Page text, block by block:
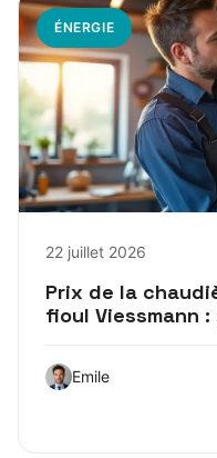
ÉNERGIE
22 juillet 2026
Prix de la
fioul Viessmann
Emile